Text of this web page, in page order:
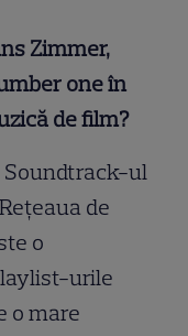
Zimmer,
one în
de film?
Soundtrack-ul
de
o
urile
o mare